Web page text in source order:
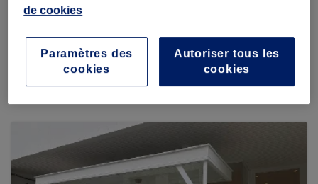
Yves Rocher (Mechelen)
437 reviews
de cookies
Autoriser tous les
cookies
Paramètres des
cookies